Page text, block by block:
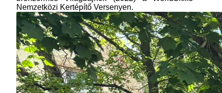
Nemzetközi Kertépítő Versenyen.